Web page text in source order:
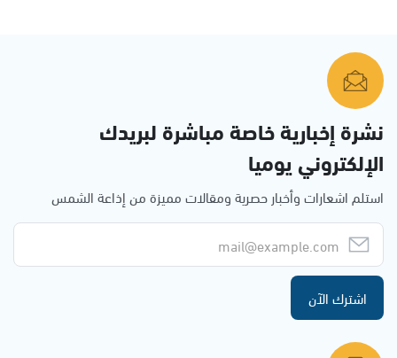
نشرة إخبارية خاصة مباشرة لبريدك
الإلكتروني يوميا
استلم اشعارات وأخبار حصرية ومقالات مميزة من إذاعة الشمس
اشترك الآن